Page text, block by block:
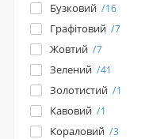
Бузковий 16
Графітовий 7
Жовтий 7
Зелений 41
Золотистий 1
Кавовий 1
Кораловий 3